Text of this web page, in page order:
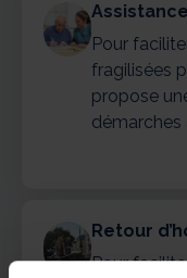
Pour
fragilisées
propose
démarches
Retour
Pour